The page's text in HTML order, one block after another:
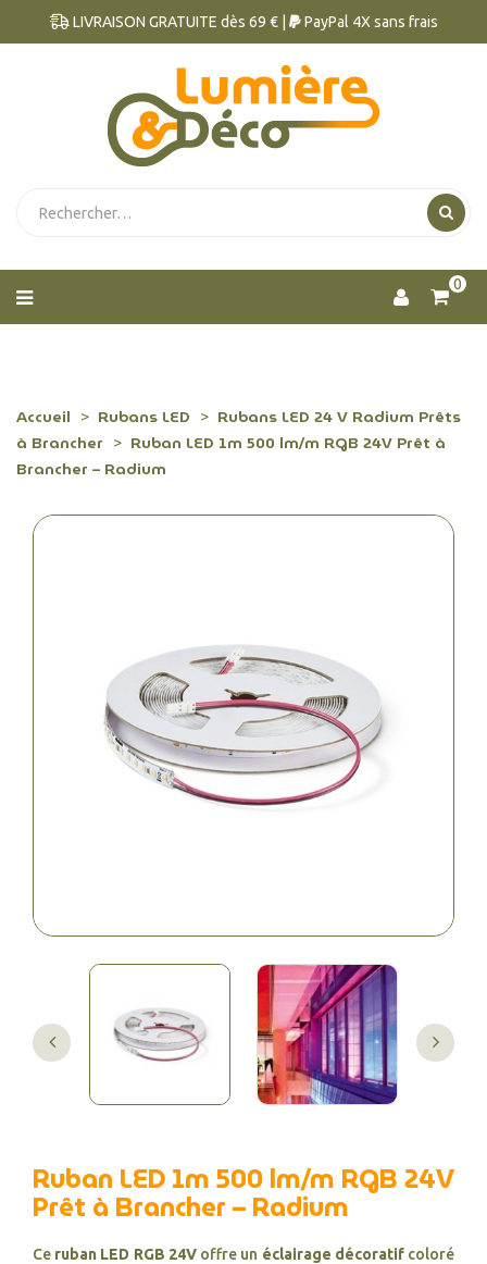
LIVRAISON GRATUITE dès 69 € | PayPal 4X sans frais
0
Accueil Rubans LED
Rubans LED 24 V Radium Prêts
à Brancher
Ruban LED 1m 500 lm/m RGB 24V Prêt à
Brancher – Radium
Ruban LED 1m 500 lm/m RGB 24V
Prêt à Brancher – Radium
Ce ruban LED RGB 24Voffre un éclairage décoratifcoloré